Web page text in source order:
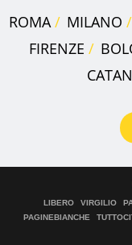
ROMA MILANO
FIRENZE
LIBERO VIRGILIO
PAGINEBIANCHE